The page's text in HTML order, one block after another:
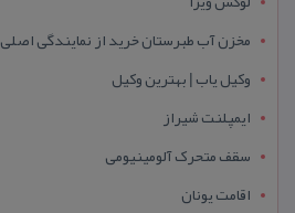
مخزن آب طبرستان خرید از نمایندگی اصلی
وکیل یاب | بهترین وکیل
ایمپلنت شیراز
سقف متحرک آلومینیومی
اقامت یونان